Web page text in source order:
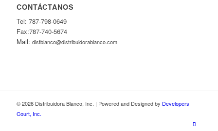
CONTÁCTANOS
Tel: 787-798-0649
Fax:787-740-5674
Mail: distblanco@distribuidorablanco.com
© 2026 Distribuidora Blanco, Inc. | Powered and Designed by Developers
Court, Inc.